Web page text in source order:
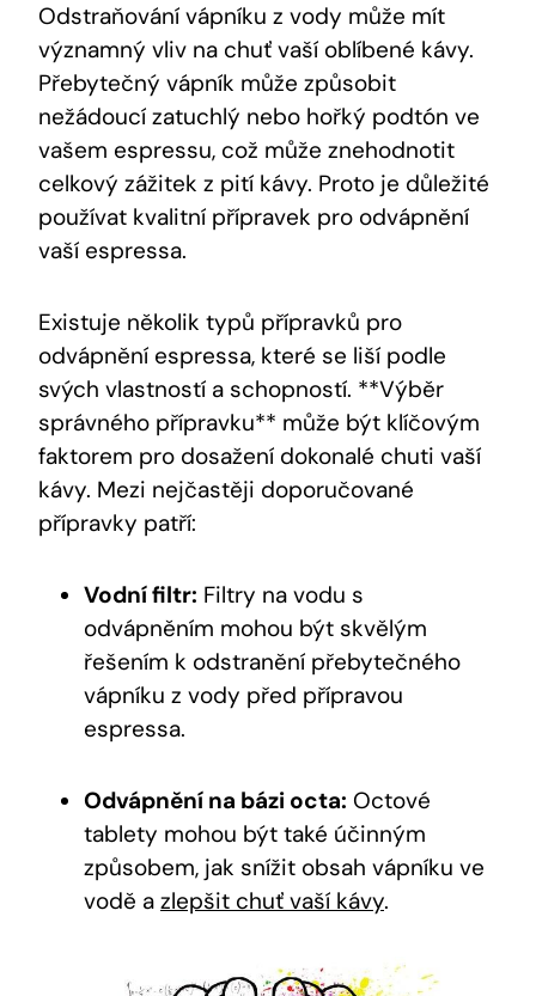
Odstraňování vápníku z vody může mít
významný vliv na chuť vaší oblíbené kávy.
Přebytečný vápník může způsobit
nežádoucí zatuchlý nebo hořký podtón ve
vašem espressu, což může znehodnotit
celkový zážitek z pití kávy. Proto je důležité
používat kvalitní přípravek pro odvápnění
vaší espressa.
Existuje několik typů přípravků pro
odvápnění espressa, které se liší podle
svých vlastností a schopností. **Výběr
správného přípravku** může být klíčovým
faktorem pro dosažení dokonalé chuti vaší
kávy. Mezi nejčastěji doporučované
přípravky patří:
Vodní filtr: Filtry na vodu s
odvápněním mohou být skvělým
řešením k odstranění přebytečného
vápníku z vody před přípravou
espressa.
Odvápnění na bázi octa: Octové
tablety mohou být také účinným
způsobem, jak snížit obsah vápníku ve
vodě a zlepšit chuť vaší kávy.